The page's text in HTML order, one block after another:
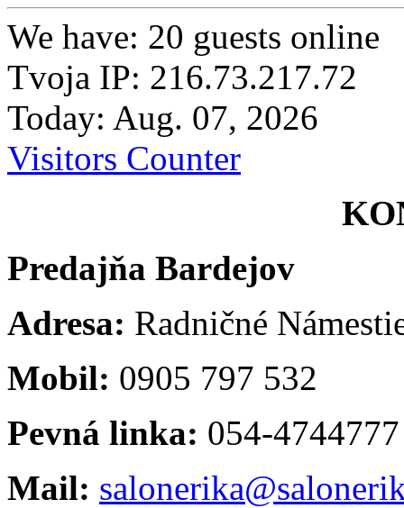
We have: 20 guests online
Tvoja IP: 216.73.217.72
Today: Aug. 07, 2026
Visitors Counter
Predajňa Bardejov
Adresa: Radničné
Mobil: 0905 797 532
Pevná linka: 054-4744777
Mail: